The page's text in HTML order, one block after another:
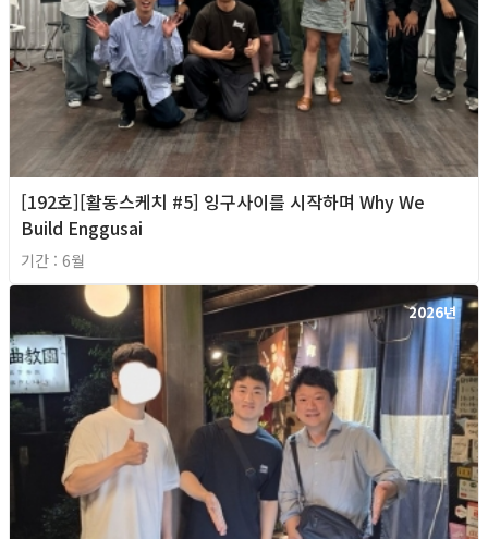
[192호][활동스케치 #5] 잉구사이를 시작하며 Why We
Build Enggusai
기간 : 6월
2026년